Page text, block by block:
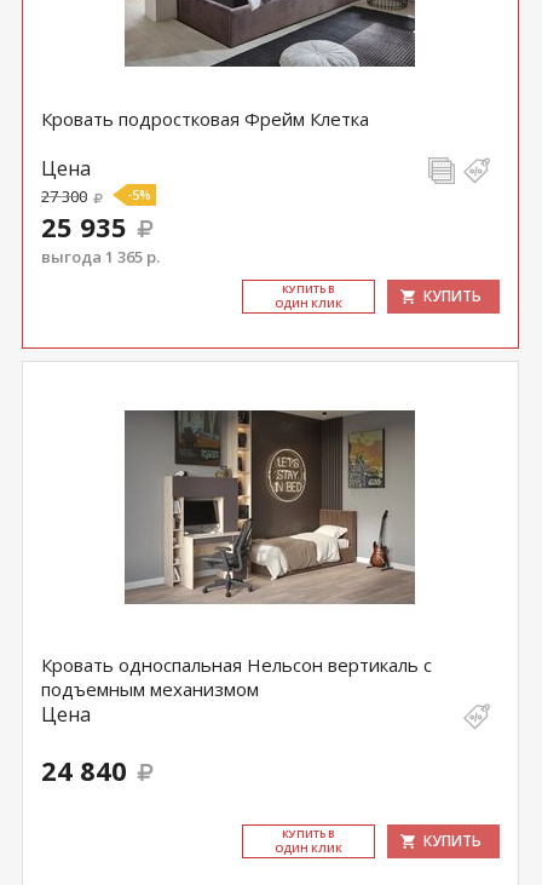
Кровать подростковая Фрейм Клетка
Цена
27 300 -5%
25 935
выгода 1 365 р.
КУ­ПИТЬ В
ОДИН КЛИК
КУПИТЬ
Кровать односпальная Нельсон вертикаль с
подъемным механизмом
Цена
24 840
КУ­ПИТЬ В
ОДИН КЛИК
КУПИТЬ